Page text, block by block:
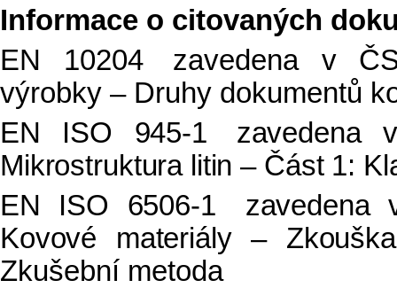
Informace o citovaných
EN 10204 zavedena v
výrobky – Druhy dokumentů
EN ISO 945-1 zavedena
Mikrostruktura litin – Část 1:
EN ISO 6506-1 zavedena
Kovové materiály –
Zkušební metoda